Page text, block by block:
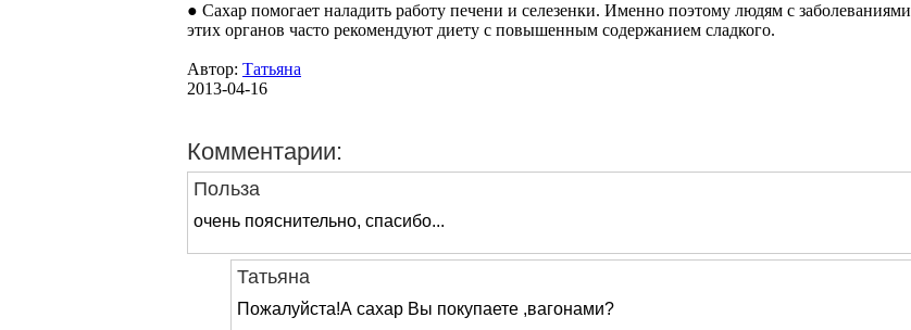
● Сахар помогает наладить работу печени и селезенки. Именно поэтому людям с заболеваниями
этих органов часто рекомендуют диету с повышенным содержанием сладкого.
Автор: Татьяна
2013-04-16
Комментарии:
Польза
очень пояснительно, спасибо...
Татьяна
Пожалуйста!А сахар Вы покупаете ,вагонами?